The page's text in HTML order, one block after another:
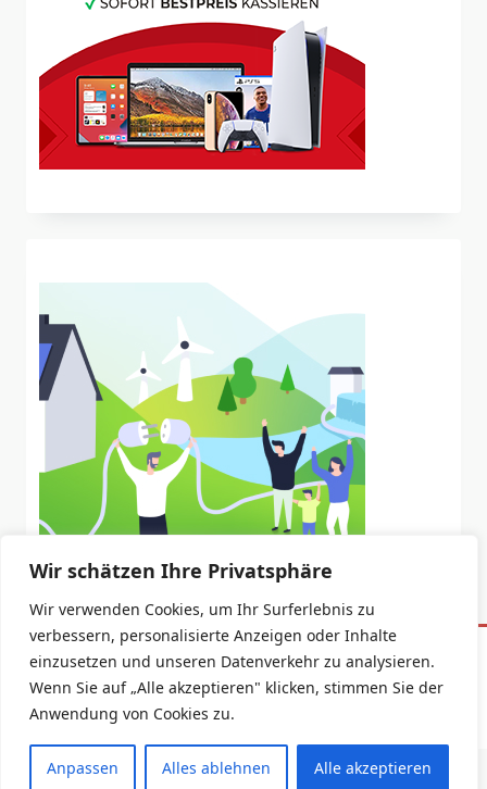
Wir schätzen Ihre Privatsphäre
Wir verwenden Cookies, um Ihr Surferlebnis zu
verbessern, personalisierte Anzeigen oder Inhalte
einzusetzen und unseren Datenverkehr zu analysieren.
Wenn Sie auf „Alle akzeptieren" klicken, stimmen Sie der
Anwendung von Cookies zu.
Anpassen Alles ablehnen Alle akzeptieren
Datenschutzerklärung Impressum
Copyright © 2026 -Yuki Blogger Theme